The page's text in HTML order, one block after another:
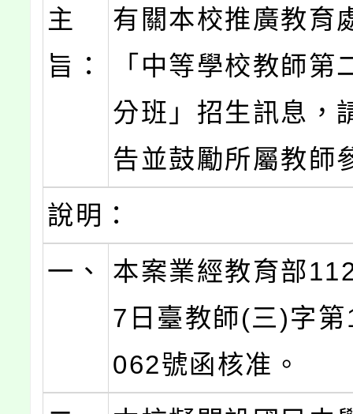
主
旨：
有關本校推廣教育
「中等學校教師第
分班」招生訊息，
告並鼓勵所屬教師
說明：
一、
本案業經教育部
7日臺教師(三)字
062號函核准。